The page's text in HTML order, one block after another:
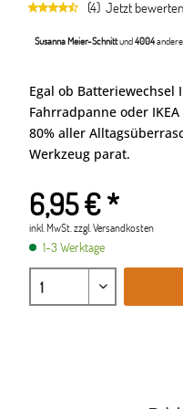
(4) Jetzt bewerten
Susanna Meier-Schnittund4004
Egal ob
Fahrradpanne oder
80% aller
Werkzeug parat.
6,95 € *
inkl. MwSt.zzgl. Versandkosten
1-3 Werktage